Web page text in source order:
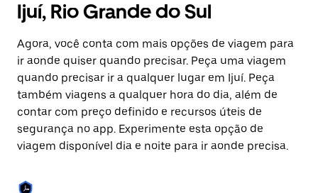
e
selecionar
data.
Pressione
tecla
“ESC”
para
o
calendário.
Ijuí, Rio Grande do Sul
Agora, você conta com mais opções de viagem para
ir aonde quiser quando precisar. Peça uma viagem
quando precisar ir a qualquer lugar em Ijuí. Peça
também viagens a qualquer hora do dia, além de
contar com preço definido e recursos úteis de
segurança no app. Experimente esta opção de
viagem disponível dia e noite para ir aonde precisa.